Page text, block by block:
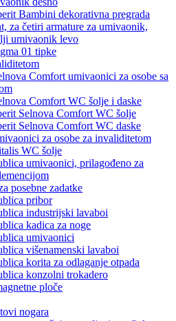
Bambini dekorativna pregrada
za četiri armature za umivaonik,
umivaonik levo
01 tipke
Comfort umivaonici za osobe sa
Comfort WC šolje i daske
Selnova Comfort WC šolje
Selnova Comfort WC daske
za osobe za invaliditetom
WC šolje
umivaonici, prilagođeno za
posebne zadatke
pribor
industrijski lavaboi
kadica za noge
umivaonici
višenamenski lavaboi
korita za odlaganje otpada
konzolni trokadero
ploče
nogara